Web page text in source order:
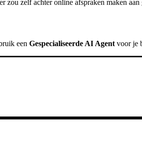
zou zelf achteronline afspraken maken aan
een Gespecialiseerde AI Agent voor je